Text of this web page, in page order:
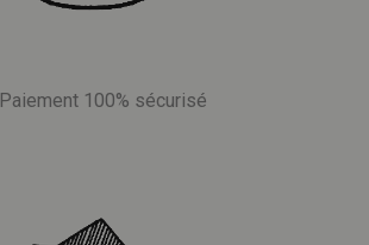
Paiement 100% sécurisé